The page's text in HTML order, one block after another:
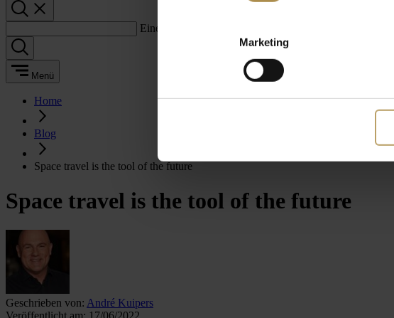
Marketing
Einen Suchbegriff eingeben:
Menü
Home
Blog
Space travel is the tool of the future
Space travel is the tool of the future
Geschrieben von: André Kuipers
Veröffentlicht am: 17/06/2022